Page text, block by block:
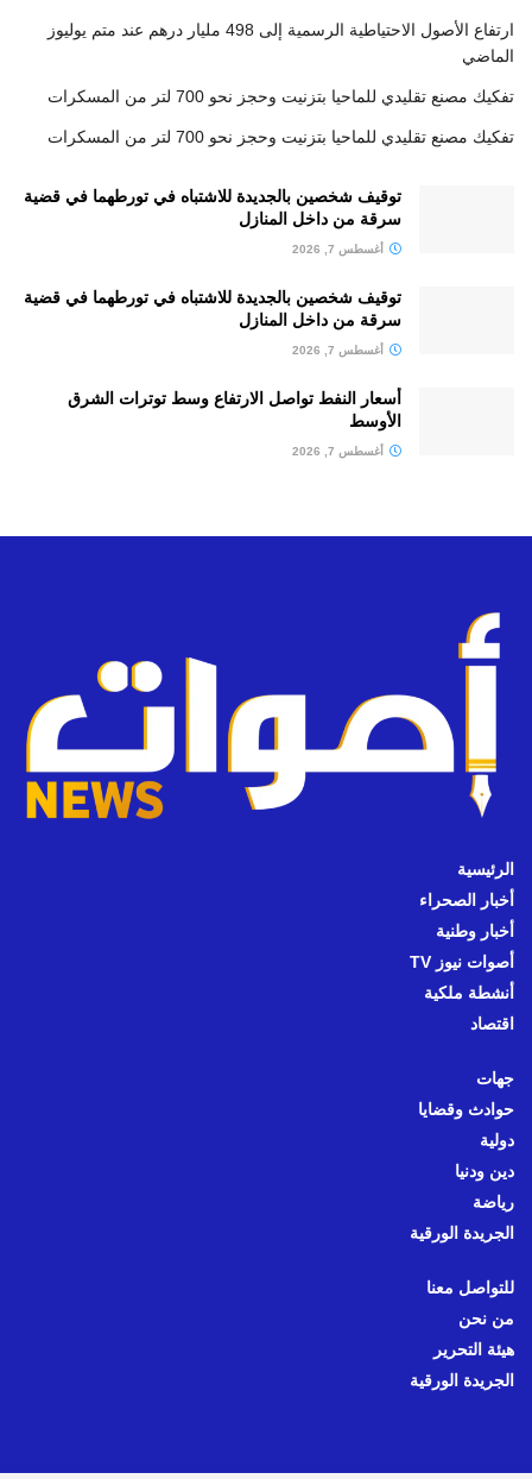
ارتفاع الأصول الاحتياطية الرسمية إلى 498 مليار درهم عند متم يوليوز
الماضي
تفكيك مصنع تقليدي للماحيا بتزنيت وحجز نحو 700 لتر من المسكرات
تفكيك مصنع تقليدي للماحيا بتزنيت وحجز نحو 700 لتر من المسكرات
توقيف شخصين بالجديدة للاشتباه في تورطهما في قضية
سرقة من داخل المنازل
أغسطس 7, 2026
توقيف شخصين بالجديدة للاشتباه في تورطهما في قضية
سرقة من داخل المنازل
أغسطس 7, 2026
أسعار النفط تواصل الارتفاع وسط توترات الشرق
الأوسط
أغسطس 7, 2026
الرئيسية
أخبار الصحراء
أخبار وطنية
أصوات نيوز TV
أنشطة ملكية
اقتصاد
جهات
حوادث وقضايا
دولية
دين ودنيا
رياضة
الجريدة الورقية
للتواصل معنا
من نحن
هيئة التحرير
الجريدة الورقية